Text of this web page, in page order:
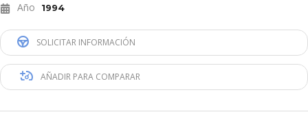
Año 1994
SOLICITAR INFORMACIÓN
AÑADIR PARA COMPARAR